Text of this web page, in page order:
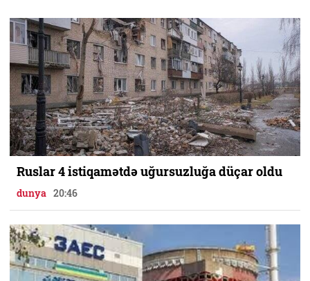
Ruslar 4 istiqamətdə uğursuzluğa düçar oldu
dunya 20:46